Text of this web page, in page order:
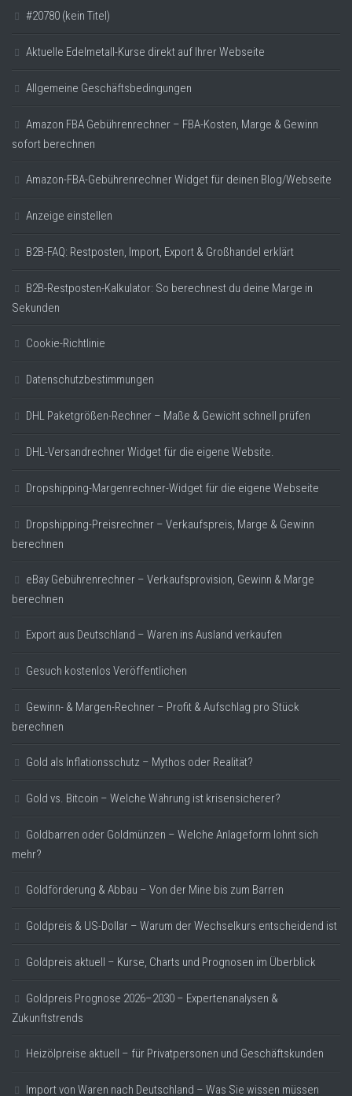
#20780 (kein Titel)
Aktuelle Edelmetall-Kurse direkt auf Ihrer Webseite
Allgemeine Geschäftsbedingungen
Amazon FBA Gebührenrechner – FBA-Kosten, Marge & Gewinn
sofort berechnen
Amazon-FBA-Gebührenrechner Widget für deinen Blog/Webseite
Anzeige einstellen
B2B-FAQ: Restposten, Import, Export & Großhandel erklärt
B2B-Restposten-Kalkulator: So berechnest du deine Marge in
Sekunden
Cookie-Richtlinie
Datenschutzbestimmungen
DHL Paketgrößen-Rechner – Maße & Gewicht schnell prüfen
DHL-Versandrechner Widget für die eigene Website.
Dropshipping-Margenrechner-Widget für die eigene Webseite
Dropshipping-Preisrechner – Verkaufspreis, Marge & Gewinn
berechnen
eBay Gebührenrechner – Verkaufsprovision, Gewinn & Marge
berechnen
Export aus Deutschland – Waren ins Ausland verkaufen
Gesuch kostenlos Veröffentlichen
Gewinn- & Margen-Rechner – Profit & Aufschlag pro Stück
berechnen
Gold als Inflationsschutz – Mythos oder Realität?
Gold vs. Bitcoin – Welche Währung ist krisensicherer?
Goldbarren oder Goldmünzen – Welche Anlageform lohnt sich
mehr?
Goldförderung & Abbau – Von der Mine bis zum Barren
Goldpreis & US-Dollar – Warum der Wechselkurs entscheidend ist
Goldpreis aktuell – Kurse, Charts und Prognosen im Überblick
Goldpreis Prognose 2026–2030 – Expertenanalysen &
Zukunftstrends
Heizölpreise aktuell – für Privatpersonen und Geschäftskunden
Import von Waren nach Deutschland – Was Sie wissen müssen